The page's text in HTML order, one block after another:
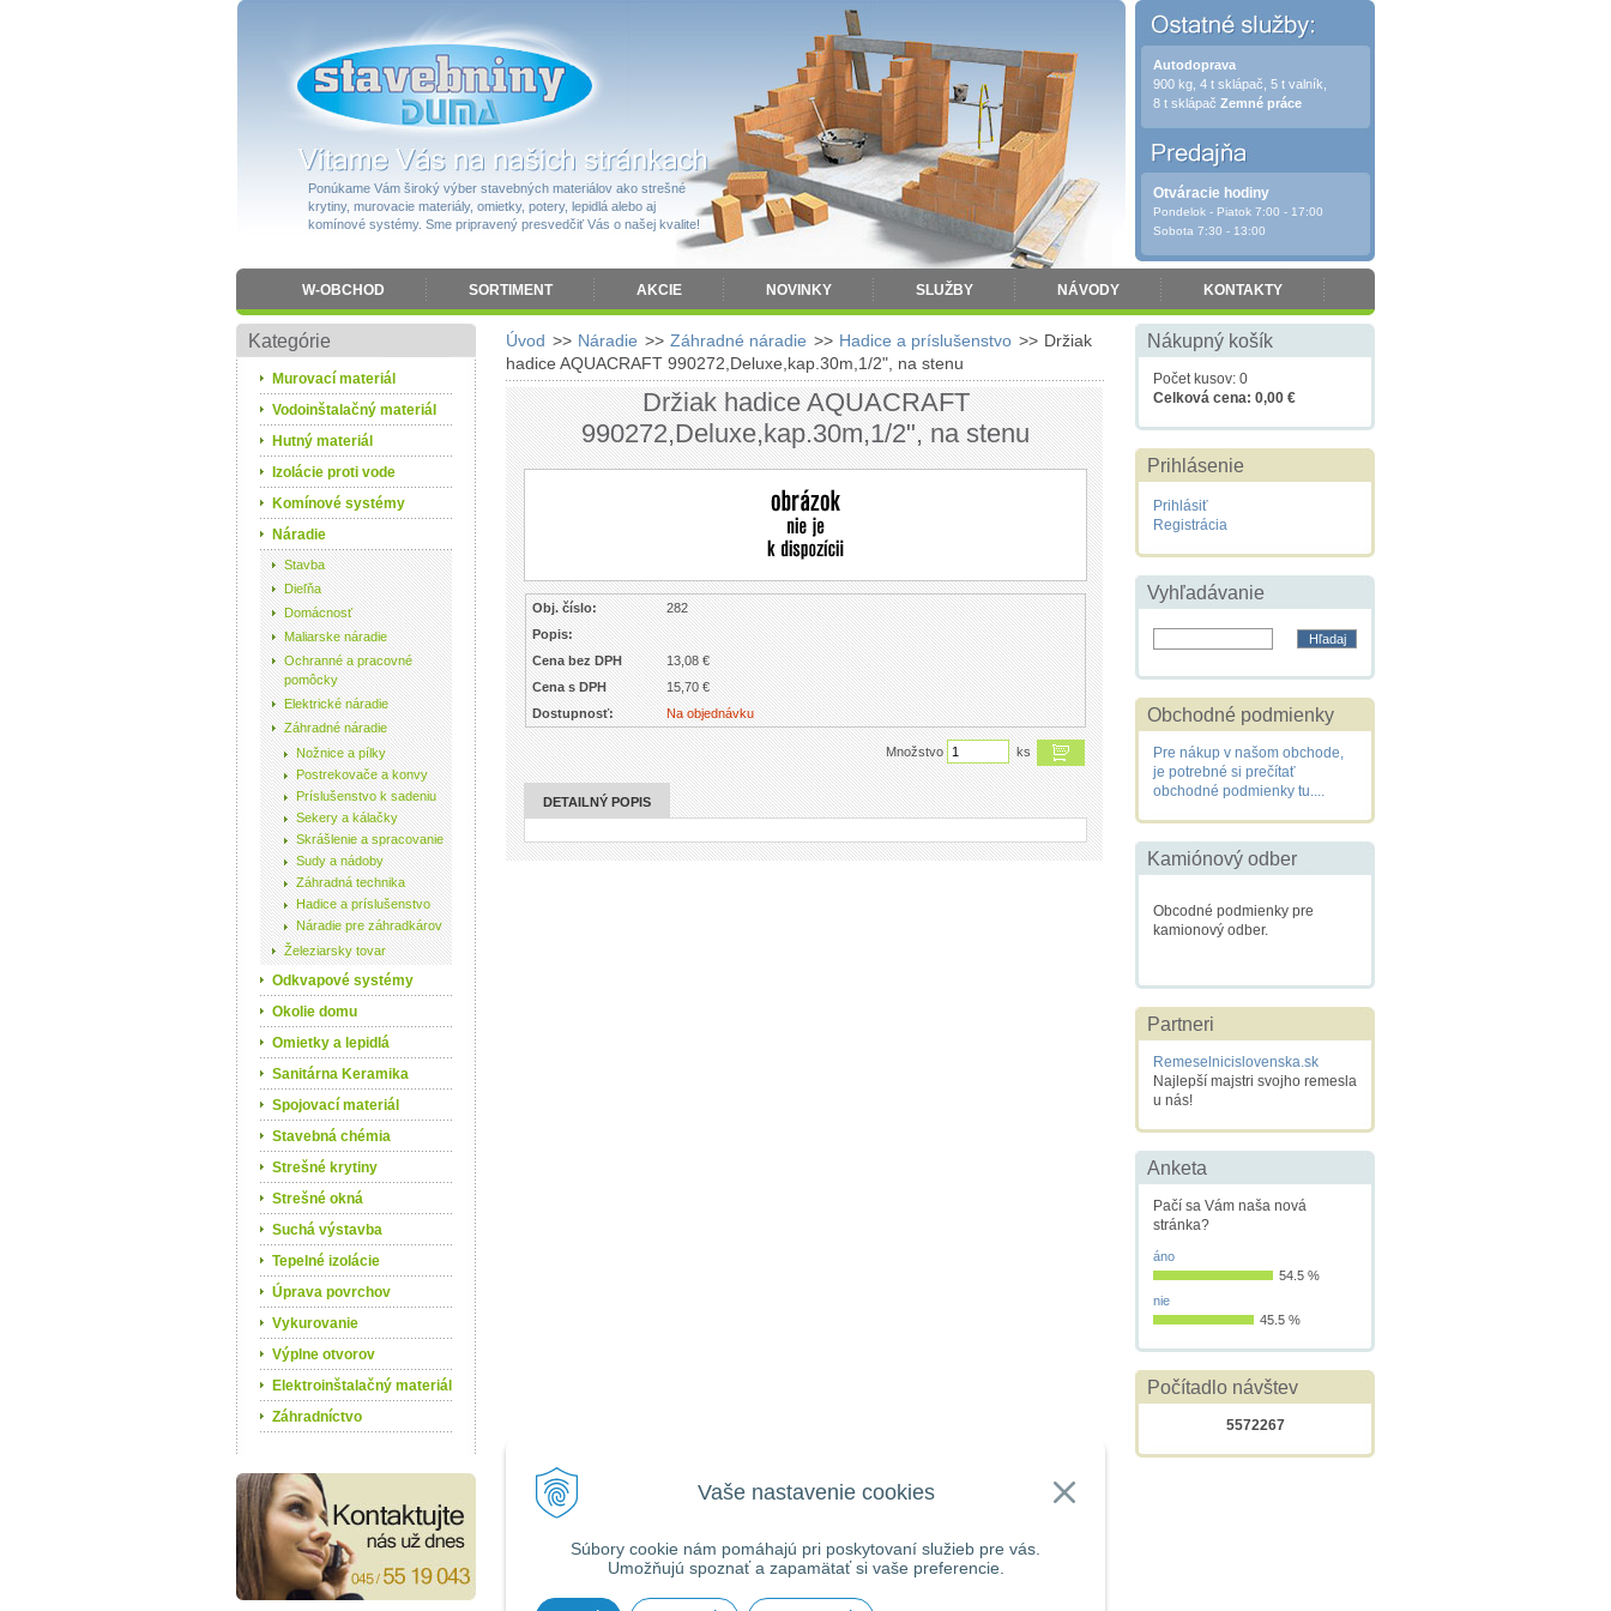
Vaše nastavenie cookies
Súbory cookie nám pomáhajú pri poskytovaní služieb pre vás.
Umožňujú spoznať a zapamätať si vaše preferencie.
Ponúkame Vám široký výber stavebných materiálov ako strešné
krytiny, murovacie materiály, omietky, potery, lepidlá alebo aj
komínové systémy. Sme pripravený presvedčiť Vás o našej kvalite!
W-OBCHOD SORTIMENT AKCIE NOVINKY SLUŽBY NÁVODY KONTAKTY
Autodoprava
900 kg, 4 t sklápač, 5 t valník,
8 t sklápač Zemné práce
Otváracie hodiny
Pondelok - Piatok 7:00 - 17:00
Sobota 7:30 - 13:00
Úvod >> Náradie >> Záhradné náradie >> Hadice a príslušenstvo >> Držiak
hadice AQUACRAFT 990272,Deluxe,kap.30m,1/2", na stenu
Držiak hadice AQUACRAFT
990272,Deluxe,kap.30m,1/2", na stenu
Obj. číslo:
282
Popis:
Cena bez DPH
13,08 €
Cena s DPH
15,70 €
Dostupnosť:
Na objednávku
Množstvo ks
DETAILNÝ POPIS
Kategórie
Murovací materiál
Vodoinštalačný materiál
Hutný materiál
Izolácie proti vode
Komínové systémy
Náradie
Stavba
Dieľňa
Domácnosť
Maliarske náradie
Ochranné a pracovné
pomôcky
Elektrické náradie
Záhradné náradie
Nožnice a pílky
Postrekovače a konvy
Príslušenstvo k sadeniu
Sekery a kálačky
Skrášlenie a spracovanie
Sudy a nádoby
Záhradná technika
Hadice a príslušenstvo
Náradie pre záhradkárov
Železiarsky tovar
Odkvapové systémy
Okolie domu
Omietky a lepidlá
Sanitárna Keramika
Spojovací materiál
Stavebná chémia
Strešné krytiny
Strešné okná
Suchá výstavba
Tepelné izolácie
Úprava povrchov
Vykurovanie
Výplne otvorov
Elektroinštalačný materiál
Záhradníctvo
Nákupný košík
Počet kusov: 0
Celková cena: 0,00 €
Prihlásenie
Prihlásiť
Registrácia
Vyhľadávanie
Obchodné podmienky
Pre nákup v našom obchode,
je potrebné si prečítať
obchodné podmienky tu....
Kamiónový odber
Obcodné podmienky pre
kamionový odber.
Partneri
Remeselnicislovenska.sk
Najlepší majstri svojho remesla
u nás!
Anketa
Pačí sa Vám naša nová
stránka?
áno
54.5 %
nie
45.5 %
Počítadlo návštev
5572267